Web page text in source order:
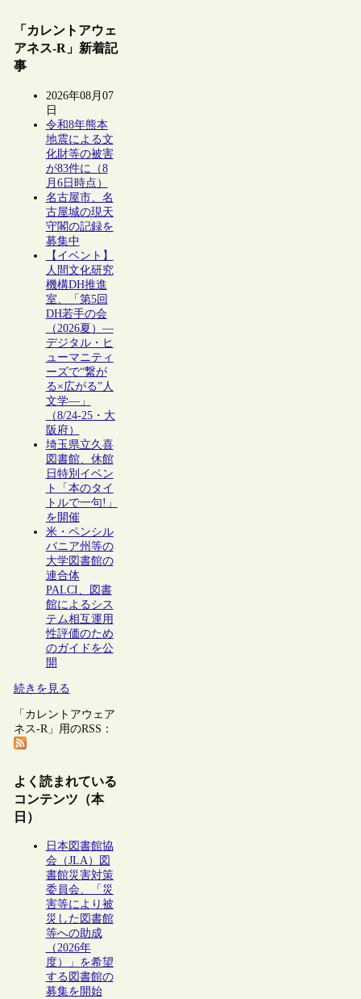
「カレントアウェ
アネス-R」新着記
事
2026年08月07
日
令和8年熊本
地震による文
化財等の被害
が83件に（8
月6日時点）
名古屋市、名
古屋城の現天
守閣の記録を
募集中
【イベント】
人間文化研究
機構DH推進
室、「第5回
DH若手の会
（2026夏）―
デジタル・ヒ
ューマニティ
ーズで“繋が
る×広がる”人
文学―」
（8/24-25・大
阪府）
埼玉県立久喜
図書館、休館
日特別イベン
ト「本のタイ
トルで一句!」
を開催
米・ペンシル
バニア州等の
大学図書館の
連合体
PALCI、図書
館によるシス
テム相互運用
性評価のため
のガイドを公
開
続きを見る
「カレントアウェア
ネス-R」用のRSS：
よく読まれている
コンテンツ（本
日）
日本図書館協
会（JLA）図
書館災害対策
委員会、「災
害等により被
災した図書館
等への助成
（2026年
度）」を希望
する図書館の
募集を開始